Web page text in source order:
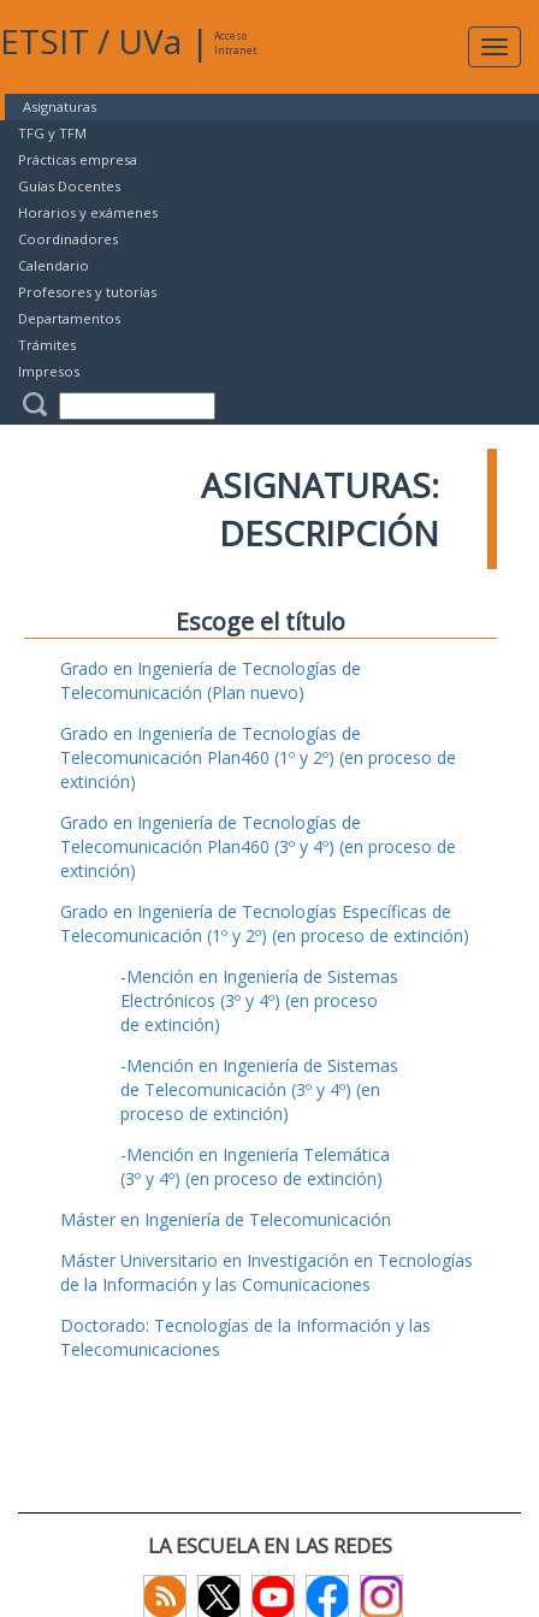
ETSIT / UVa |
Acceso
Intranet
Asignaturas
TFG y TFM
Prácticas empresa
Guías Docentes
Horarios y exámenes
Coordinadores
Calendario
Profesores y tutorías
Departamentos
Trámites
Impresos
ASIGNATURAS:
DESCRIPCIÓN
Escoge el título
Grado en Ingeniería de Tecnologías de
Telecomunicación (Plan nuevo)
Grado en Ingeniería de Tecnologías de
Telecomunicación Plan460 (1º y 2º) (en proceso de
extinción)
Grado en Ingeniería de Tecnologías de
Telecomunicación Plan460 (3º y 4º) (en proceso de
extinción)
Grado en Ingeniería de Tecnologías Específicas de
Telecomunicación (1º y 2º) (en proceso de extinción)
-Mención en Ingeniería de Sistemas
Electrónicos (3º y 4º) (en proceso
de extinción)
-Mención en Ingeniería de Sistemas
de Telecomunicación (3º y 4º) (en
proceso de extinción)
-Mención en Ingeniería Telemática
(3º y 4º) (en proceso de extinción)
Máster en Ingeniería de Telecomunicación
Máster Universitario en Investigación en Tecnologías
de la Información y las Comunicaciones
Doctorado: Tecnologías de la Información y las
Telecomunicaciones
LA ESCUELA EN LAS REDES